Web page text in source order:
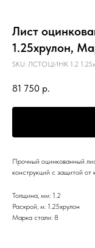
Лист
1.25хрулон,
SKU: ЛСТОЦИНК 1.2
81 750 р.
Прочный оцинкованный
конструкций с защитой от
Толщина, мм: 1.2
Раскрой, м: 1.25хрулон
Марка стали: 8